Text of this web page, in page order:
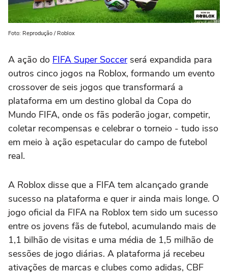
Foto: Reprodução / Roblox
A ação do FIFA Super Soccerserá expandida para
outros cinco jogos na Roblox, formando um evento
crossover de seis jogos que transformará a
plataforma em um destino global da Copa do
Mundo FIFA, onde os fãs poderão jogar, competir,
coletar recompensas e celebrar o torneio - tudo isso
em meio à ação espetacular do campo de futebol
real.
A Roblox disse que a FIFA tem alcançado grande
sucesso na plataforma e quer ir ainda mais longe. O
jogo oficial da FIFA na Roblox tem sido um sucesso
entre os jovens fãs de futebol, acumulando mais de
1,1 bilhão de visitas e uma média de 1,5 milhão de
sessões de jogo diárias. A plataforma já recebeu
ativações de marcas e clubes como adidas, CBF